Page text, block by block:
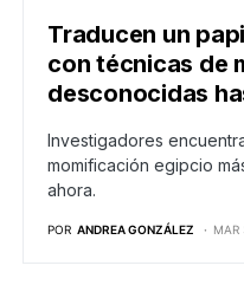
Traducen un
con técnicas de
desconocidas
Investigadores
momificación egipcio
ahora.
POR ANDREA GONZÁLEZ MAR